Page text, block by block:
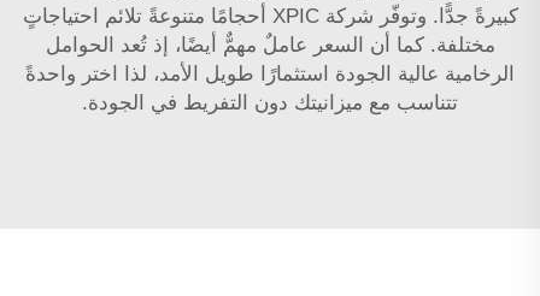
كبيرةً جدًّا. وتوفّر شركة XPIC أحجامًا متنوعةً تلائم احتياجاتٍ
مختلفة. كما أن السعر عاملٌ مهمٌّ أيضًا، إذ تُعد الحوامل
الرخامية عالية الجودة استثمارًا طويل الأمد، لذا اختر واحدةً
تتناسب مع ميزانيتك دون التفريط في الجودة.